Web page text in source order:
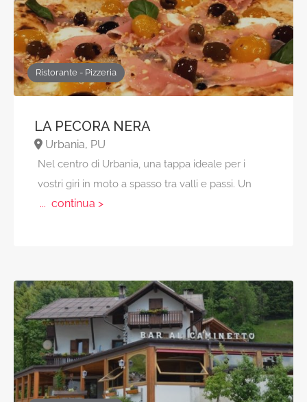
Ristorante - Pizzeria
LA PECORA NERA
Urbania, PU
Nel centro di Urbania, una tappa ideale per i
vostri giri in moto a spasso tra valli e passi. Un
... continua >